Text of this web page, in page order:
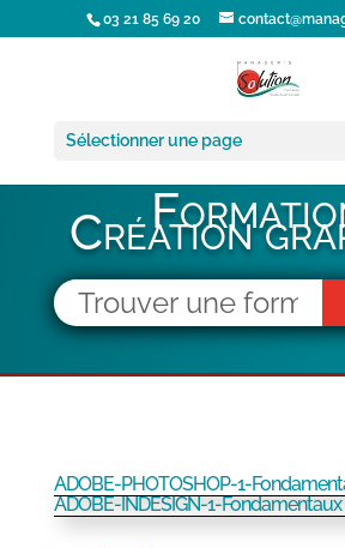
03 21 85 69 20
Sélectionner une page
Création
ADOBE-PHOTOSHOP-1-
ADOBE-INDESIGN-1-Fondamentaux